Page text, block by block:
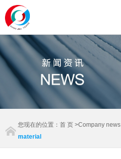
您现在的位置：首 页 >Company news
material